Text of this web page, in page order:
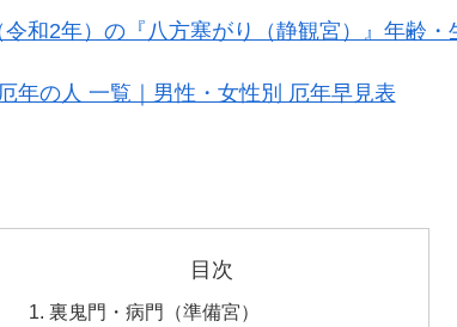
令和2年）の『八方塞がり（静観宮）』年齢
年の人 一覧｜男性・女性別 厄年早見表
目次
裏鬼門・病門（準備宮）